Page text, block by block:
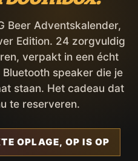
Beer Adventskalender,
Edition. 24 zorgvuldig
verpakt in een écht
speaker die je
staan. Het cadeau dat
te reserveren.
OPLAGE, OP IS OP